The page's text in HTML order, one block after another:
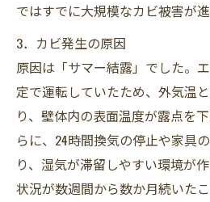
ではすでに大規模なカビ被害が
3．カビ発生の原因
原因は「サマー結露」でした。
定で運転していたため、外気温
り、壁体内の表面温度が露点を
らに、24時間換気の停止や家具
り、湿気が滞留しやすい環境が
状況が数週間から数か月続いた